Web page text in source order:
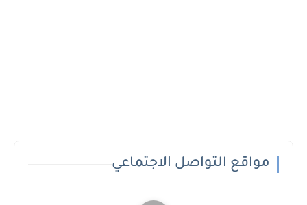
مواقع التواصل الاجتماعي